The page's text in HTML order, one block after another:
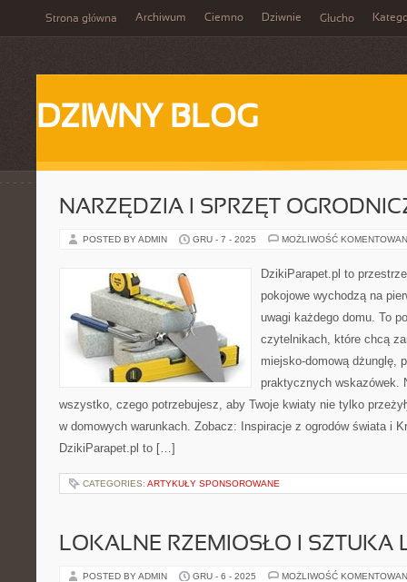
Strona główna Archiwum Ciemno Dziwnie Głucho
DZIWNY BLOG
NARZĘDZIA I SPRZĘT
POSTED BY ADMIN GRU - 7 - 2025 MOŻLIWOŚĆ
DzikiParapet.pl to
pokojowe wychodzą na
uwagi każdego domu. To
czytelnikach, które chcą
miejsko-domową dżunglę,
praktycznych wskazówek.
wszystko, czego potrzebujesz, aby Twoje kwiaty nie tylko
w domowych warunkach. Zobacz: Inspiracje z ogrodów świata i
DzikiParapet.pl to […]
CATEGORIES: ARTYKUŁY SPONSOROWANE
LOKALNE RZEMIOSŁO I SZTUKA
POSTED BY ADMIN GRU - 6 - 2025 MOŻLIWOŚĆ